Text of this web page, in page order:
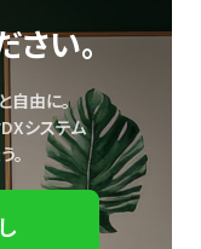
さい。
自由に。
システム
。